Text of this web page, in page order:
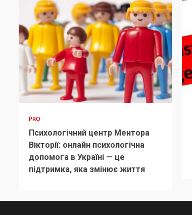
PRO
Психологічний центр Ментора
Вікторії: онлайн психологічна
допомога в Україні — це
підтримка, яка змінює життя